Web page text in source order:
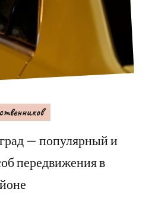
— популярный и
передвижения в